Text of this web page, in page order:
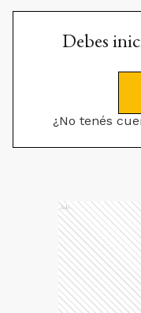
Debes
¿No tenés
Ads